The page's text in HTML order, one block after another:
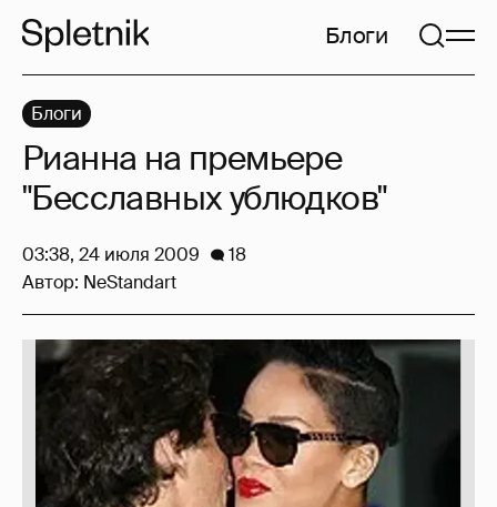
Блоги
Блоги
Рианна на премьере
"Бесславных ублюдков"
03:38, 24 июля 2009
18
Автор: NeStandart